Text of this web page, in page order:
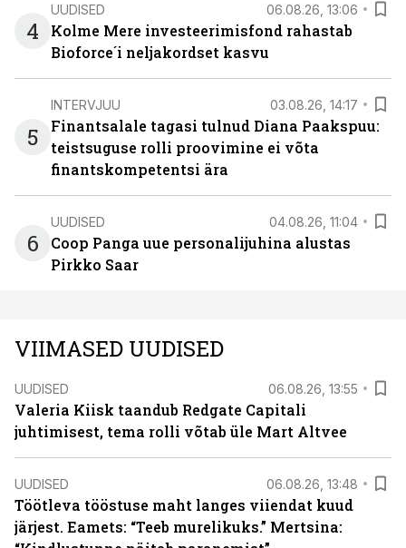
4
UUDISED 06.08.26, 13:06
Kolme Mere investeerimisfond rahastab
Bioforce´i neljakordset kasvu
5
INTERVJUU 03.08.26, 14:17
Finantsalale tagasi tulnud Diana Paakspuu:
teistsuguse rolli proovimine ei võta
finantskompetentsi ära
6
UUDISED 04.08.26, 11:04
Coop Panga uue personalijuhina alustas
Pirkko Saar
VIIMASED UUDISED
UUDISED 06.08.26, 13:55
Valeria Kiisk taandub Redgate Capitali
juhtimisest, tema rolli võtab üle Mart Altvee
UUDISED 06.08.26, 13:48
Töötleva tööstuse maht langes viiendat kuud
järjest. Eamets: “Teeb murelikuks.” Mertsina: